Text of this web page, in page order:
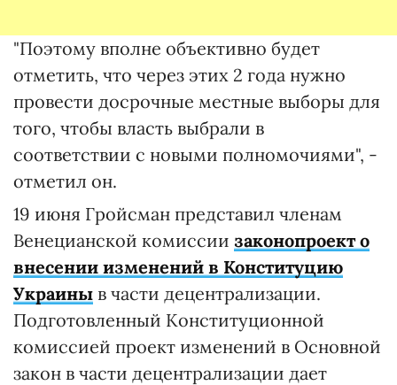
"Поэтому вполне объективно будет
отметить, что через этих 2 года нужно
провести досрочные местные выборы для
того, чтобы власть выбрали в
соответствии с новыми полномочиями", -
отметил он.
19 июня Гройсман представил членам
Венецианской комиссии законопроект о
внесении изменений в Конституцию
Украины в части децентрализации.
Подготовленный Конституционной
комиссией проект изменений в Основной
закон в части децентрализации дает